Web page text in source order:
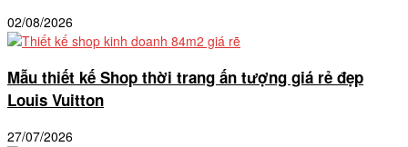
02/08/2026
Mẫu thiết kế Shop thời trang ấn tượng giá rẻ đẹp
Louis Vuitton
27/07/2026